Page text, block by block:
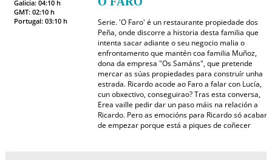
Galicia: 04:10 h
GMT: 02:10 h
Portugal: 03:10 h
Serie. 'O Faro' é un restaurante propiedade dos
Peña, onde discorre a historia desta familia que
intenta sacar adiante o seu negocio malia o
enfrontamento que mantén coa familia Muñoz,
dona da empresa "Os Samáns", que pretende
mercar as súas propiedades para construír unha
estrada. Ricardo acode ao Faro a falar con Lucía,
cun obxectivo, conseguirao? Tras esta conversa,
Erea vaille pedir dar un paso máis na relación a
Ricardo. Pero as emocións para Ricardo só acaban
de empezar porque está a piques de coñecer